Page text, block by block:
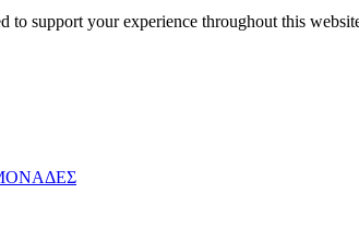
to support your experience throughout this